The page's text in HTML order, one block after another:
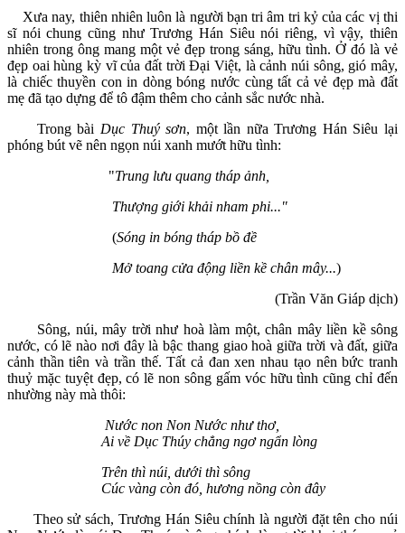
Xưa nay, thiên nhiên luôn là người bạn tri âm tri kỷ của các vị thi
sĩ nói chung cũng như Trương Hán Siêu nói riêng, vì vậy, thiên
nhiên trong ông mang một vẻ đẹp trong sáng, hữu tình. Ở đó là vẻ
đẹp oai hùng kỳ vĩ của đất trời Đại Việt, là cảnh núi sông, gió mây,
là chiếc thuyền con in dòng bóng nước cùng tất cả vẻ đẹp mà đất
mẹ đã tạo dựng để tô đậm thêm cho cảnh sắc nước nhà.
Trong bài Dục Thuý sơn, một lần nữa Trương Hán Siêu lại
phóng bút vẽ nên ngọn núi xanh mướt hữu tình:
"Trung lưu quang tháp ảnh,
Thượng giới khải nham phi..."
(Sóng in bóng tháp bồ đề
Mở toang cửa động liền kề chân mây...)
(Trần Văn Giáp dịch)
Sông, núi, mây trời như hoà làm một, chân mây liền kề sông
nước, có lẽ nào nơi đây là bậc thang giao hoà giữa trời và đất, giữa
cảnh thần tiên và trần thế. Tất cả đan xen nhau tạo nên bức tranh
thuỷ mặc tuyệt đẹp, có lẽ non sông gấm vóc hữu tình cũng chỉ đến
nhường này mà thôi:
Nước non Non Nước như thơ,
Ai về Dục Thúy chẳng ngơ ngẩn lòng
Trên thì núi, dưới thì sông
Cúc vàng còn đó, hương nồng còn đây
Theo sử sách, Trương Hán Siêu chính là người đặt tên cho núi